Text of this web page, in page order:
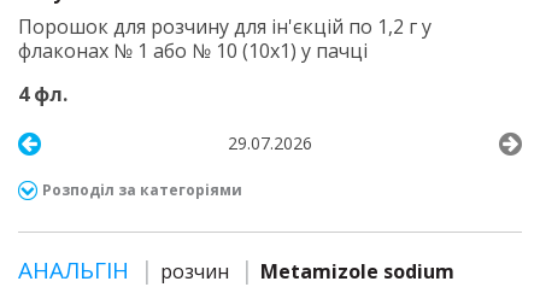
Порошок для розчину для ін'єкцій по 1,2 г у
флаконах № 1 або № 10 (10х1) у пачці
4 фл.
29.07.2026
Розподіл за категоріями
АНАЛЬГІН розчин
Metamizole sodium